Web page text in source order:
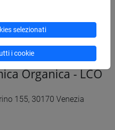
Organica - LCO
155, 30170 Venezia
selezionati
i cookie